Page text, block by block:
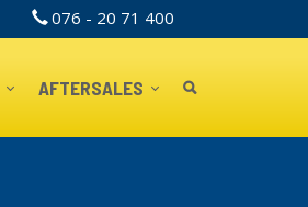
TOPBAR
076 - 20 71 400
AFTERSALES